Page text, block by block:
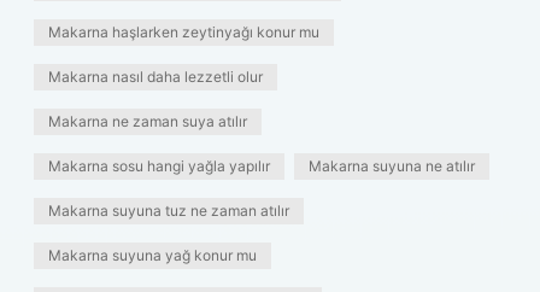
Makarna haşlarken zeytinyağı konur mu
Makarna nasıl daha lezzetli olur
Makarna ne zaman suya atılır
Makarna sosu hangi yağla yapılır Makarna suyuna ne atılır
Makarna suyuna tuz ne zaman atılır
Makarna suyuna yağ konur mu